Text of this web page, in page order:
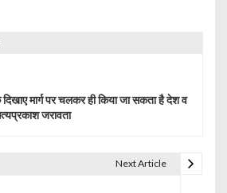
मार्ग पर चलकर ही किया जा सकता है देश व
जरावता
Next Article